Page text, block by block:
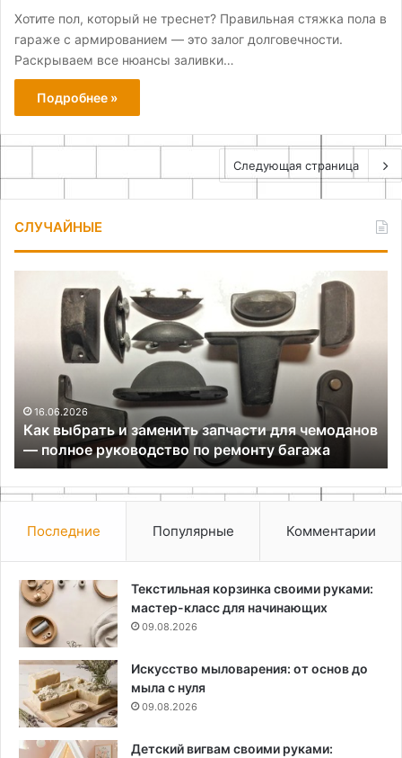
Хотите пол, который не треснет? Правильная стяжка пола в
гараже с армированием — это залог долговечности.
Раскрываем все нюансы заливки…
Подробнее »
Следующая страница
СЛУЧАЙНЫЕ
заменить
запчасти
чемоданов
—
полное
руководство
по
ремонту
багажа
16.06.2026
Как выбрать и заменить запчасти для чемоданов
— полное руководство по ремонту багажа
Последние Популярные Комментарии
Текстильная корзинка своими руками:
мастер-класс для начинающих
09.08.2026
Искусство мыловарения: от основ до
мыла с нуля
09.08.2026
Детский вигвам своими руками: